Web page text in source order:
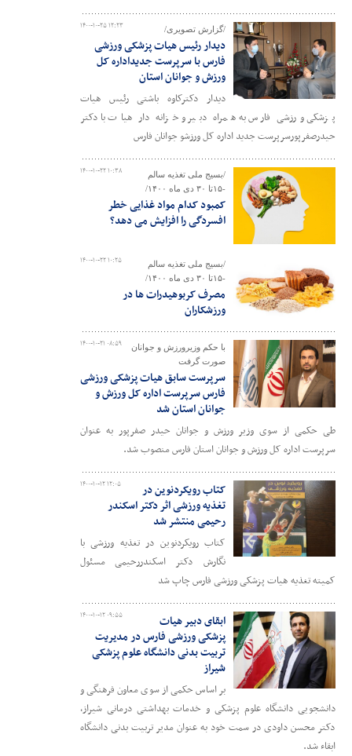
۱۴۰۰-۱۰-۲۵ ۱۲:۲۳ /گزارش تصویری/
دیدار رئیس هیات پزشکی ورزشی
فارس با سرپرست جدیداداره کل
ورزش و جوانان استان
دیدار دکترکاوه باشتی رئیس هیات
پزشکی ورزشی فارس به همراه دبیر و خزانه دار هیات با دکتر
حیدرصفرپورسرپرست جدید اداره کل ورزشو جوانان فارس
۱۴۰۰-۱۰-۲۲ ۱۰:۳۸
/بسیج ملی تغذیه سالم
-۱۵تا ۳۰ دی ماه ۱۴۰۰/
کمبود کدام مواد غذایی خطر
افسردگی را افزایش می دهد؟
۱۴۰۰-۱۰-۲۲ ۱۰:۲۵
/بسیج ملی تغذیه سالم
-۱۵تا ۳۰ دی ماه ۱۴۰۰/
مصرف کربوهیدرات ها در
ورزشکاران
۱۴۰۰-۱۰-۲۱ ۰۸:۵۹
با حکم وزیرورزش و جوانان
صورت گرفت
سرپرست سابق هیات پزشکی ورزشی
فارس سرپرست اداره کل ورزش و
جوانان استان شد
طی حکمی از سوی وزیر ورزش و جوانان حیدر صفرپور به عنوان
سرپرست اداره کل ورزش و جوانان استان فارس منصوب شد.
۱۴۰۰-۱۰-۱۲ ۱۲:۰۵
کتاب رویکردنوین در
تغذیه ورزشی اثر دکتر اسکندر
رحیمی منتشر شد
کتاب رویکردنوین در تغذیه ورزشی با
نگارش دکتر اسکندررحیمی مسئول
کمیته تغذیه هیات پزشکی ورزشی فارس چاپ شد
۱۴۰۰-۱۰-۱۲ ۰۹:۵۵
ابقای دبیر هیات
پزشکی ورزشی فارس در مدیریت
تربیت بدنی دانشگاه علوم پزشکی
شیراز
بر اساس حکمی از سوی معاون فرهنگی و
دانشجویی دانشگاه علوم پزشکی و خدمات بهداشتی درمانی شیراز،
دکتر محسن داودی در سمت خود به عنوان مدیر تربیت بدنی دانشگاه
ابقاء شد.